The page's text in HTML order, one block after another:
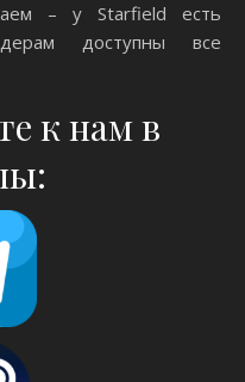
– у Starfield есть
доступны все
к нам в